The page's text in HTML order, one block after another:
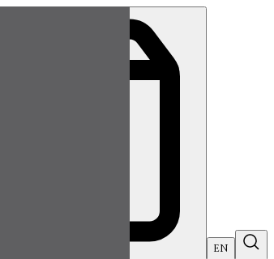
EN
ميس شوكلت| مطعم للطلب اونلاين